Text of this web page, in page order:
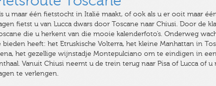
u maar één fietstocht in Italië maakt, of ook als u er ooit maar
fietst u van Lucca dwars door Toscane naar Chiusi. Door de
die u herkent van die mooie kalenderfoto’s. Onderweg
bieden heeft: het Etruskische Volterra, het kleine Manhattan in
het gezellige wijnstadje Montepulciano om te eindigen in
Vanuit Chiusi neemt u de trein terug naar Pisa of Lucca of
te verlengen.